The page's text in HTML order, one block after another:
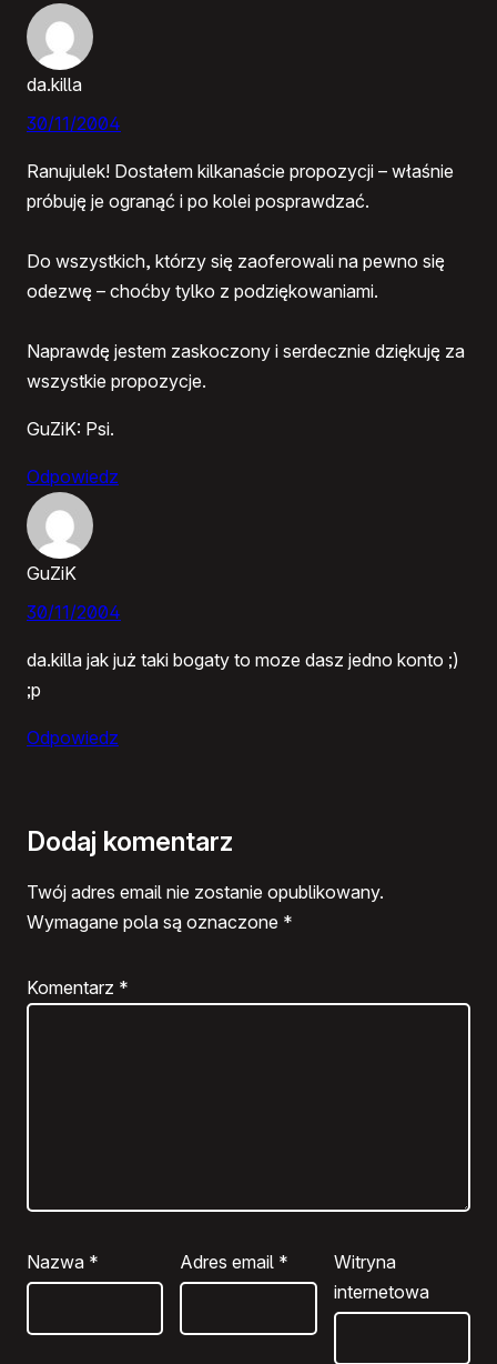
da.killa
30/11/2004
Ranujulek! Dostałem kilkanaście propozycji – właśnie
próbuję je ogranąć i po kolei posprawdzać.
Do wszystkich, którzy się zaoferowali na pewno się
odezwę – choćby tylko z podziękowaniami.
Naprawdę jestem zaskoczony i serdecznie dziękuję za
wszystkie propozycje.
GuZiK: Psi.
Odpowiedz
GuZiK
30/11/2004
da.killa jak już taki bogaty to moze dasz jedno konto ;)
;p
Odpowiedz
Dodaj komentarz
Twój adres email nie zostanie opublikowany.
Wymagane pola są oznaczone *
Komentarz *
Nazwa * Adres email *
Witryna
internetowa